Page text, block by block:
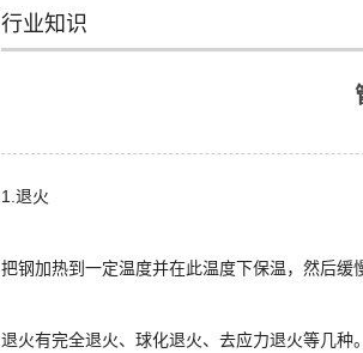
行业知识
1.退火
把钢加热到一定温度并在此温度下保温，然后缓
退火有完全退火、球化退火、去应力退火等几种。